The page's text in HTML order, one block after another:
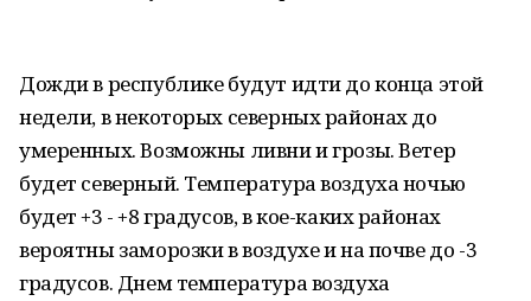
Дожди в республике будут идти до конца этой
недели, в некоторых северных районах до
умеренных. Возможны ливни и грозы. Ветер
будет северный. Температура воздуха ночью
будет +3 - +8 градусов, в кое-каких районах
вероятны заморозки в воздухе и на почве до -3
градусов. Днем температура воздуха